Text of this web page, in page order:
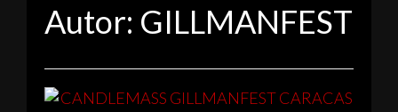
Autor: GILLMANFEST